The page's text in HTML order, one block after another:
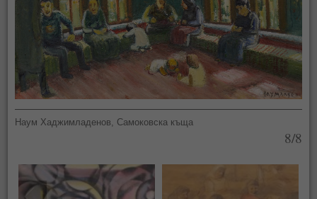
Наум Хаджимладенов, Самоковска къща
8/8